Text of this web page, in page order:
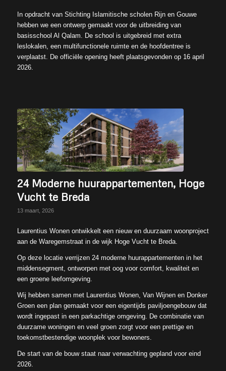
In opdracht van Stichting Islamitische scholen Rijn en Gouwe
hebben we een ontwerp gemaakt voor de uitbreiding van
basisschool Al Qalam. De school is uitgebreid met extra
leslokalen, een multifunctionele ruimte en de hoofdentree is
verplaatst. De officiële opening heeft plaatsgevonden op 16 april
2026.
24 Moderne huurappartementen, Hoge
Vucht te Breda
13 maart, 2026
Laurentius Wonen ontwikkelt een nieuw en duurzaam woonproject
aan de Waregemstraat in de wijk Hoge Vucht te Breda.
Op deze locatie verrijzen 24 moderne huurappartementen in het
middensegment, ontworpen met oog voor comfort, kwaliteit en
een groene leefomgeving.
Wij hebben samen met Laurentius Wonen, Van Wijnen en Donker
Groen een plan gemaakt voor een eigentijds paviljoengebouw dat
wordt ingepast in een parkachtige omgeving. De combinatie van
duurzame woningen en veel groen zorgt voor een prettige en
toekomstbestendige woonplek voor bewoners.
De start van de bouw staat naar verwachting gepland voor eind
2026.